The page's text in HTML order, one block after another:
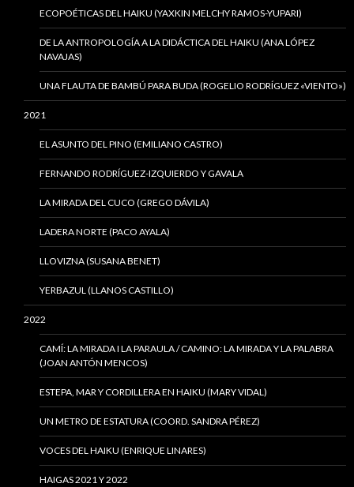
ECOPOÉTICAS DEL HAIKU (YAXKIN MELCHY RAMOS-YUPARI)
DE LA ANTROPOLOGÍA A LA DIDÁCTICA DEL HAIKU (ANA LÓPEZ
NAVAJAS)
UNA FLAUTA DE BAMBÚ PARA BUDA (ROGELIO RODRÍGUEZ «VIENTO»)
2021
EL ASUNTO DEL PINO (EMILIANO CASTRO)
FERNANDO RODRÍGUEZ-IZQUIERDO Y GAVALA
LA MIRADA DEL CUCO (GREGO DÁVILA)
LADERA NORTE (PACO AYALA)
LLOVIZNA (SUSANA BENET)
YERBAZUL (LLANOS CASTILLO)
2022
CAMÍ: LA MIRADA I LA PARAULA / CAMINO: LA MIRADA Y LA PALABRA
(JOAN ANTÓN MENCOS)
ESTEPA, MAR Y CORDILLERA EN HAIKU (MARY VIDAL)
UN METRO DE ESTATURA (COORD. SANDRA PÉREZ)
VOCES DEL HAIKU (ENRIQUE LINARES)
HAIGAS 2021 Y 2022